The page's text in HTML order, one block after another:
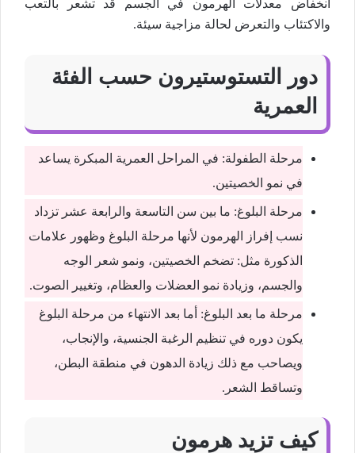
انخفاض معدلات الهرمون في الجسم قد تشعر بالتعب
والاكتئاب والتعرض لحالة مزاجية سيئة.
دور التستوستيرون حسب الفئة
العمرية
مرحلة الطفولة: في المراحل العمرية المبكرة يساعد
في نمو الخصيتين.
مرحلة البلوغ: ما بين سن التاسعة والرابعة عشر تزداد
نسب إفراز الهرمون لأنها مرحلة البلوغ وظهور علامات
الذكورة مثل: تضخم الخصيتين، ونمو شعر الوجه
والجسم، وزيادة نمو العضلات والعظام، وتغيير الصوت.
مرحلة ما بعد البلوغ: أما بعد الانتهاء من مرحلة البلوغ
يكون دوره في تنظيم الرغبة الجنسية، والإنجاب،
ويصاحب مع ذلك زيادة الدهون في منطقة البطن،
وتساقط الشعر.
كيف تزيد هرمون